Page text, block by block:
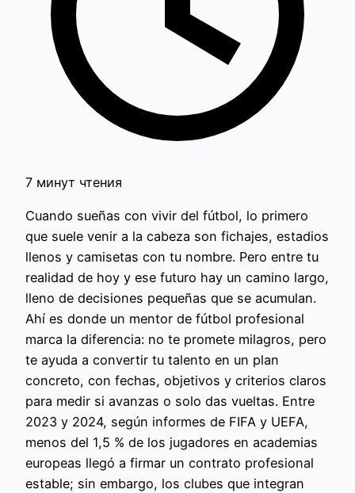
7 минут чтения
Cuando sueñas con vivir del fútbol, lo primero
que suele venir a la cabeza son fichajes, estadios
llenos y camisetas con tu nombre. Pero entre tu
realidad de hoy y ese futuro hay un camino largo,
lleno de decisiones pequeñas que se acumulan.
Ahí es donde un mentor de fútbol profesional
marca la diferencia: no te promete milagros, pero
te ayuda a convertir tu talento en un plan
concreto, con fechas, objetivos y criterios claros
para medir si avanzas o solo das vueltas. Entre
2023 y 2024, según informes de FIFA y UEFA,
menos del 1,5 % de los jugadores en academias
europeas llegó a firmar un contrato profesional
estable; sin embargo, los clubes que integran